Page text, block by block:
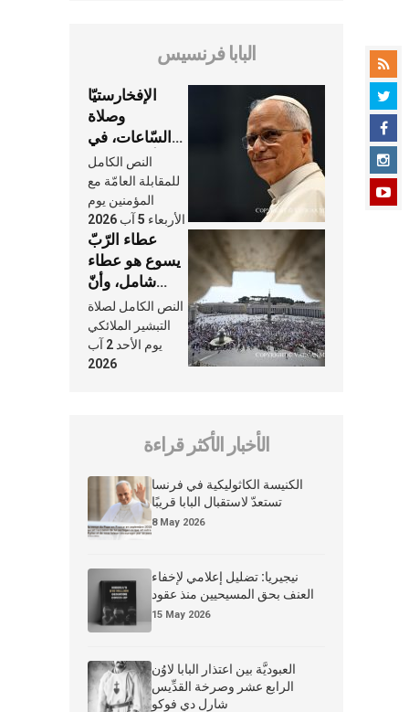
البابا فرنسيس
الإفخارستيّا
وصلاة
السّاعات، في
كلّ أسبوع وكلّ
يوم، هما النَّفَس
في حياة
الكنيسة
النص الكامل
للمقابلة العامّة مع
المؤمنين يوم
الأربعاء 5 آب 2026
عطاء الرّبّ
يسوع هو عطاء
شامل، وأنّ
عنايته بنا لا
تغيب عنّا أبدًا
النص الكامل لصلاة
التبشير الملائكي
يوم الأحد 2 آب
2026
الأخبار الأكثر قراءة
الكنيسة الكاثوليكية في فرنسا
تستعدّ لاستقبال البابا قريبًا
8 May 2026
نيجيريا: تضليل إعلامي لإخفاء
العنف بحق المسيحيين منذ عقود
15 May 2026
العبوديَّة بين اعتذار البابا لاوُن
الرابع عشر وصرخة القدِّيس
شارل دي فوكو